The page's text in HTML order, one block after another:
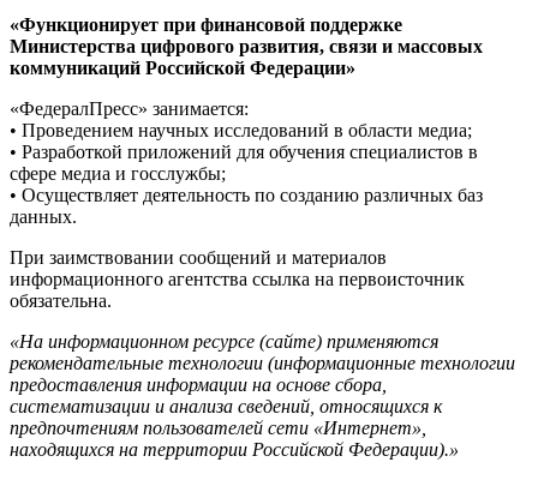
«Функционирует при финансовой поддержке
Министерства цифрового развития, связи и массовых
коммуникаций Российской Федерации»
«ФедералПресс» занимается:
• Проведением научных исследований в области медиа;
• Разработкой приложений для обучения специалистов в
сфере медиа и госслужбы;
• Осуществляет деятельность по созданию различных баз
данных.
При заимствовании сообщений и материалов
информационного агентства ссылка на первоисточник
обязательна.
«На информационном ресурсе (сайте) применяются
рекомендательные технологии (информационные технологии
предоставления информации на основе сбора,
систематизации и анализа сведений, относящихся к
предпочтениям пользователей сети «Интернет»,
находящихся на территории Российской Федерации).»